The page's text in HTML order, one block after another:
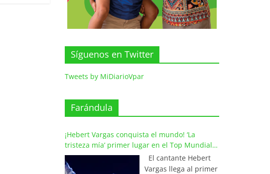
Síguenos en Twitter
Tweets by MiDiarioVpar
Farándula
¡Hebert Vargas conquista el mundo! ‘La
tristeza mía’ primer lugar en el Top Mundial
del Vallenato
El cantante Hebert
Vargas llega al primer